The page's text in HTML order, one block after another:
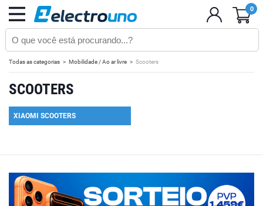
0
Todas as categorias Mobilidade / Ao ar livre Scooters
SCOOTERS
XIAOMI SCOOTERS